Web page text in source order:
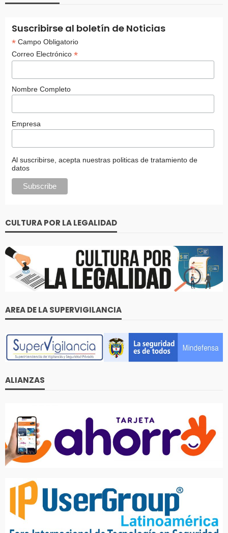
Suscribirse al boletín de Noticias
*Campo Obligatorio
Correo Electrónico *
Nombre Completo
Empresa
Al suscribirse, acepta nuestras politicas de tratamiento de
datos
CULTURA POR LA LEGALIDAD
AREA DE LA SUPERVIGILANCIA
ALIANZAS